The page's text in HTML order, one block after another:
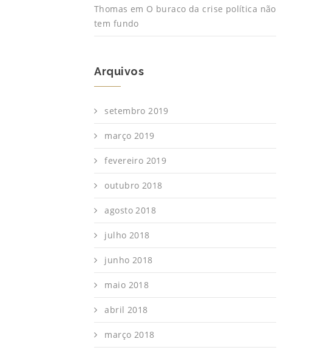
Thomas em O buraco da crise política não
tem fundo
Arquivos
setembro 2019
março 2019
fevereiro 2019
outubro 2018
agosto 2018
julho 2018
junho 2018
maio 2018
abril 2018
março 2018